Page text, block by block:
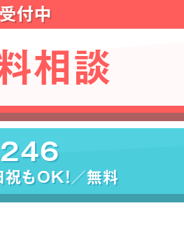
付中
相談
もOK！／無料